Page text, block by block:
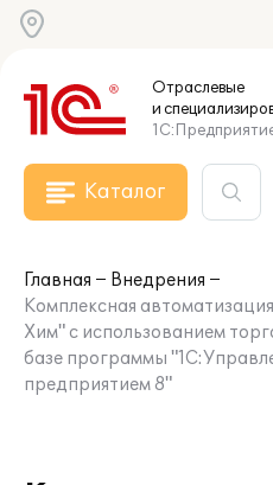
Отраслевые
и
Каталог
Главная
Внедрения
Комплексная
Хим" с использованием
базе программы
предприятием 8"